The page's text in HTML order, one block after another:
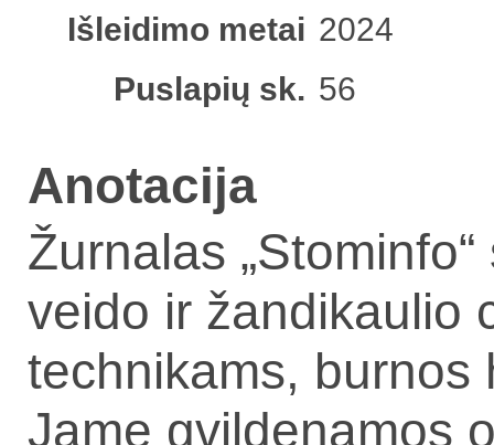
Išleidimo metai 2024
Puslapių sk. 56
Anotacija
Žurnalas
veido ir žandikaulio
technikams, burnos
Jame gvildenamos